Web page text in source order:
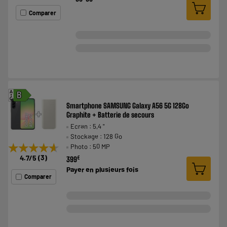
Comparer
B
A
G
★★★★★
★★★★★
4.7/5 (3)
Comparer
Smartphone SAMSUNG Galaxy A56 5G 128Go
Graphite + Batterie de secours
Ecran : 5,4 "
Stockage : 128 Go
Photo : 50 MP
399€
Payer en plusieurs fois